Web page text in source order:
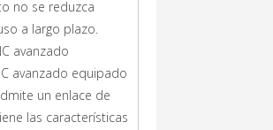
no se reduzca
a largo plazo.
avanzado
avanzado equipado
un enlace de
las características